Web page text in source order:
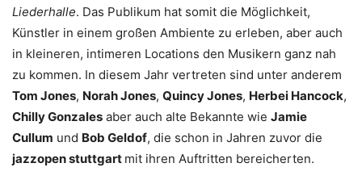
Liederhalle. Das Publikum hat somit die Möglichkeit,
Künstler in einem großen Ambiente zu erleben, aber auch
in kleineren, intimeren Locations den Musikern ganz nah
zu kommen. In diesem Jahr vertreten sind unter anderem
Tom Jones, Norah Jones, Quincy Jones, Herbei Hancock,
Chilly Gonzales aber auch alte Bekannte wie Jamie
Cullum und Bob Geldof, die schon in Jahren zuvor die
jazzopen stuttgart mit ihren Auftritten bereicherten.